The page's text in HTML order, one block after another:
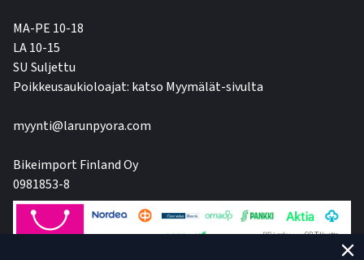
MA-PE 10-18
LA 10-15
SU Suljettu
Poikkeusaukioloajat: katso Myymälät-sivulta
myynti@larunpyora.com
Bikeimport Finland Oy
0981853-8